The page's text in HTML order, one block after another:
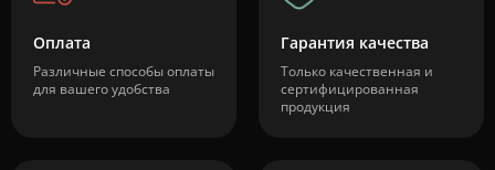
Оплата
Различные способы оплаты
для вашего удобства
Гарантия качества
Только качественная и
сертифицированная
продукция